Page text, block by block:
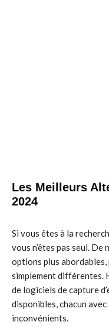
Les Meilleurs
2024
Si vous êtes à la
vous n’êtes pas seul.
options plus
simplement différentes.
de logiciels de capture
disponibles, chacun
inconvénients.